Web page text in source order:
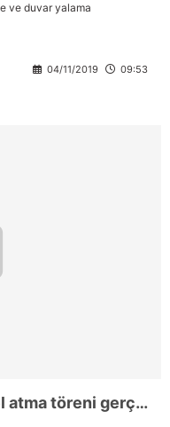
ve duvar yalama
04/11/2019 09:53
İTOB Ticaret Merkezi temel atma töreni gerçekleştirildi.